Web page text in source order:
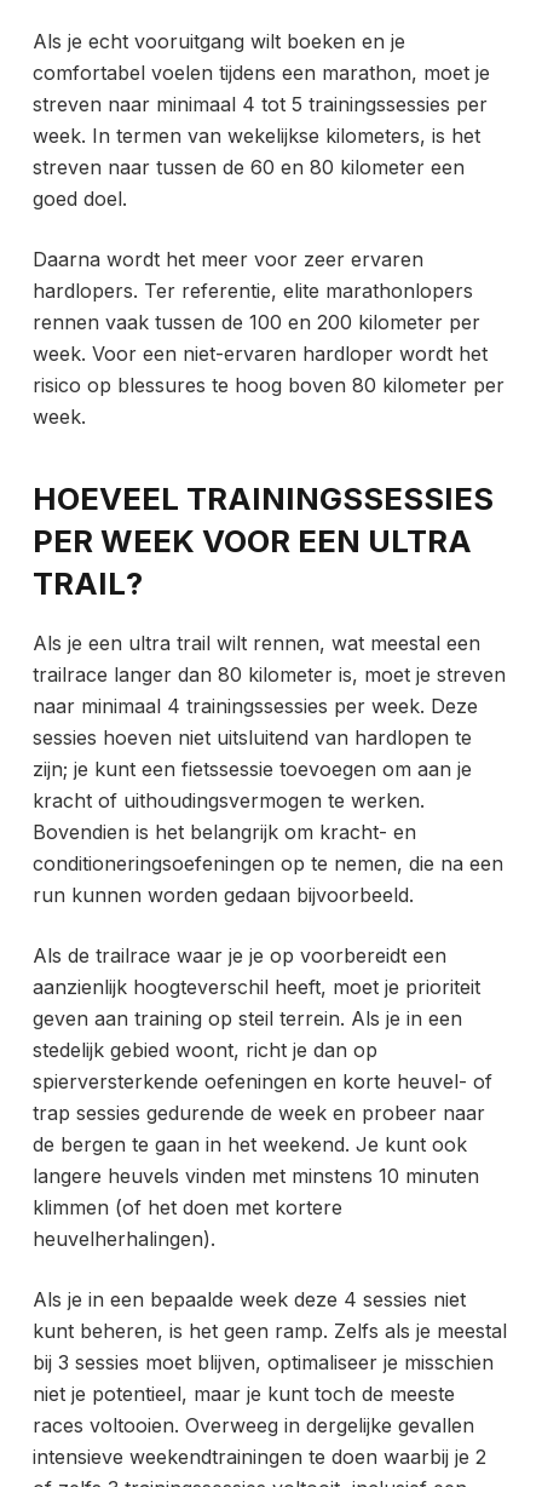
Als je echt vooruitgang wilt boeken en je
comfortabel voelen tijdens een marathon, moet je
streven naar minimaal 4 tot 5 trainingssessies per
week. In termen van wekelijkse kilometers, is het
streven naar tussen de 60 en 80 kilometer een
goed doel.
Daarna wordt het meer voor zeer ervaren
hardlopers. Ter referentie, elite marathonlopers
rennen vaak tussen de 100 en 200 kilometer per
week. Voor een niet-ervaren hardloper wordt het
risico op blessures te hoog boven 80 kilometer per
week.
HOEVEEL TRAININGSSESSIES
PER WEEK VOOR EEN ULTRA
TRAIL?
Als je een ultra trail wilt rennen, wat meestal een
trailrace langer dan 80 kilometer is, moet je streven
naar minimaal 4 trainingssessies per week. Deze
sessies hoeven niet uitsluitend van hardlopen te
zijn; je kunt een fietssessie toevoegen om aan je
kracht of uithoudingsvermogen te werken.
Bovendien is het belangrijk om kracht- en
conditioneringsoefeningen op te nemen, die na een
run kunnen worden gedaan bijvoorbeeld.
Als de trailrace waar je je op voorbereidt een
aanzienlijk hoogteverschil heeft, moet je prioriteit
geven aan training op steil terrein. Als je in een
stedelijk gebied woont, richt je dan op
spierversterkende oefeningen en korte heuvel- of
trap sessies gedurende de week en probeer naar
de bergen te gaan in het weekend. Je kunt ook
langere heuvels vinden met minstens 10 minuten
klimmen (of het doen met kortere
heuvelherhalingen).
Als je in een bepaalde week deze 4 sessies niet
kunt beheren, is het geen ramp. Zelfs als je meestal
bij 3 sessies moet blijven, optimaliseer je misschien
niet je potentieel, maar je kunt toch de meeste
races voltooien. Overweeg in dergelijke gevallen
intensieve weekendtrainingen te doen waarbij je 2